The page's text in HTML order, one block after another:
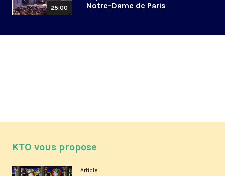
25:00
Notre-Dame de Paris
KTO vous propose
Article